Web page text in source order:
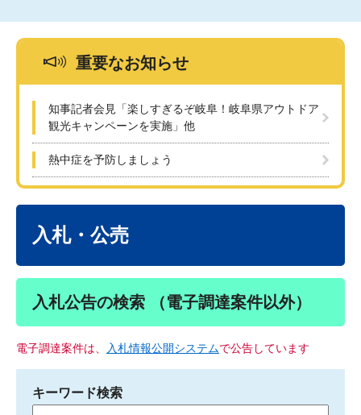
重要なお知らせ
知事記者会見「楽しすぎるぞ岐阜！岐阜県アウトドア
観光キャンペーンを実施」他
熱中症を予防しましょう
入札・公売
入札公告の検索 （電子調達案件以外）
電子調達案件は、 入札情報公開システムで公告しています
キーワード検索